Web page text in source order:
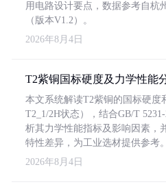
用电路设计要点，数据参考自杭
（版本V1.2）。
2026年8月4日
T2紫铜国标硬度及力学性能
本文系统解读T2紫铜的国标硬度
T2_1/2H状态），结合GB/T
析其力学性能指标及影响因素，
特性差异，为工业选材提供参考。
2026年8月4日